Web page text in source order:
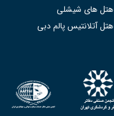
هتل های شیشلی
هتل آتلانتیس پالم دبی